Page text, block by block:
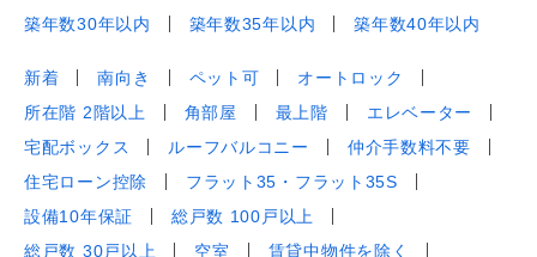
築年数30年以内
築年数35年以内 築年数40年以内
新着 南向き ペット可
オートロック
所在階 2階以上
角部屋 最上階
エレベーター
宅配ボックス
ルーフバルコニー
仲介手数料不要
住宅ローン控除
フラット35・フラット35S
設備10年保証
総戸数 100戸以上
総戸数 30戸以上
空室
賃貸中物件を除く